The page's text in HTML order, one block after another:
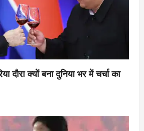
दौरा क्यों बना दुनिया भर में चर्चा का